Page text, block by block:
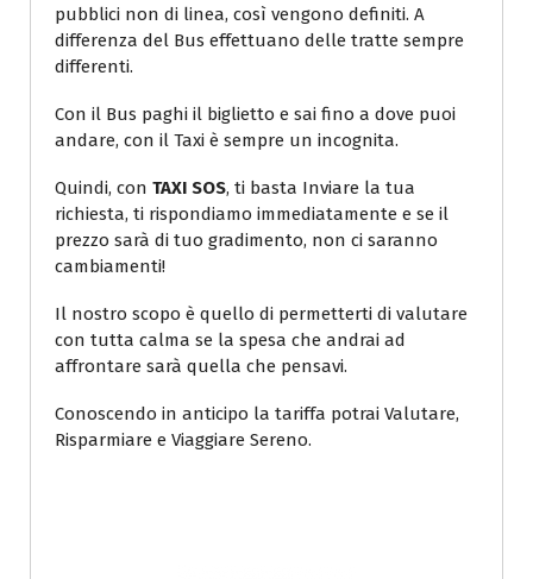
pubblici non di linea, così vengono definiti. A
differenza del Bus effettuano delle tratte sempre
differenti.
Con il Bus paghi il biglietto e sai fino a dove puoi
andare, con il Taxi è sempre un incognita.
Quindi, con TAXI SOS, ti basta Inviare la tua
richiesta, ti rispondiamo immediatamente e se il
prezzo sarà di tuo gradimento, non ci saranno
cambiamenti!
Il nostro scopo è quello di permetterti di valutare
con tutta calma se la spesa che andrai ad
affrontare sarà quella che pensavi.
Conoscendo in anticipo la tariffa potrai Valutare,
Risparmiare e Viaggiare Sereno.